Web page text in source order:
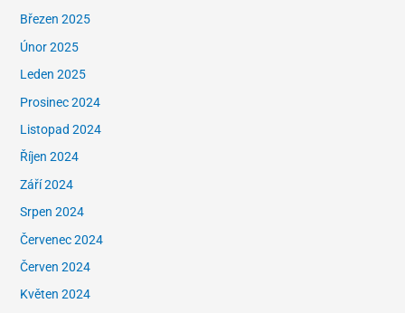
Březen 2025
Únor 2025
Leden 2025
Prosinec 2024
Listopad 2024
Říjen 2024
Září 2024
Srpen 2024
Červenec 2024
Červen 2024
Květen 2024